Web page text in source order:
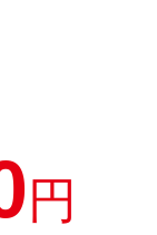
円